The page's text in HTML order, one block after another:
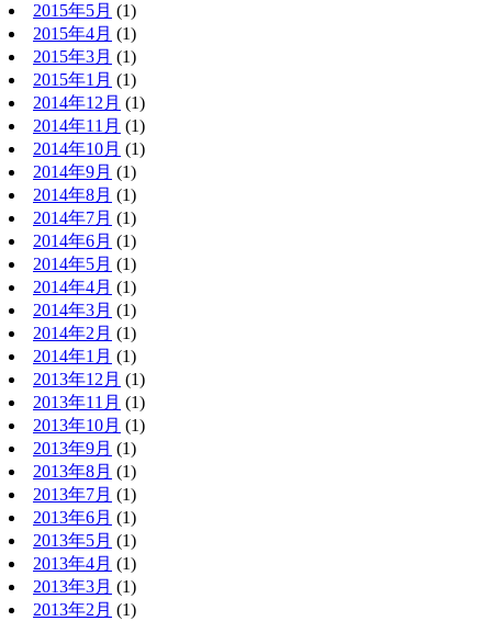
2015年5月 (1)
2015年4月 (1)
2015年3月 (1)
2015年1月 (1)
2014年12月 (1)
2014年11月 (1)
2014年10月 (1)
2014年9月 (1)
2014年8月 (1)
2014年7月 (1)
2014年6月 (1)
2014年5月 (1)
2014年4月 (1)
2014年3月 (1)
2014年2月 (1)
2014年1月 (1)
2013年12月 (1)
2013年11月 (1)
2013年10月 (1)
2013年9月 (1)
2013年8月 (1)
2013年7月 (1)
2013年6月 (1)
2013年5月 (1)
2013年4月 (1)
2013年3月 (1)
2013年2月 (1)